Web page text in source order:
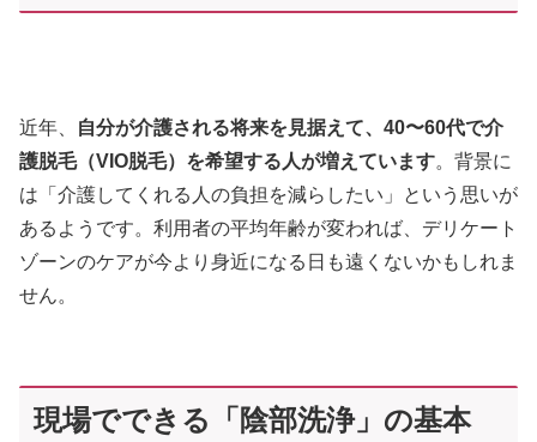
近年、
自分が介護される将来を見据えて、40〜60代で介
護脱毛（VIO脱毛）を希望する人が増えています。背景に
は「介護してくれる人の負担を減らしたい」という思いが
あるようです。利用者の平均年齢が変われば、デリケート
ゾーンのケアが今より身近になる日も遠くないかもしれま
せん。
現場でできる「陰部洗浄」の基本